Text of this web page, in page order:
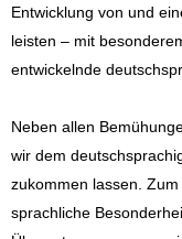
Entwicklung von und
leisten – mit
entwickelnde
Neben allen
wir dem
zukommen lassen.
sprachliche